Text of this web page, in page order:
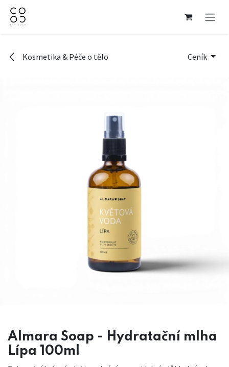
Přejít na obsah
Kosmetika & Péče o tělo Ceník
Almara Soap - Hydratační mlha
Lípa 100ml